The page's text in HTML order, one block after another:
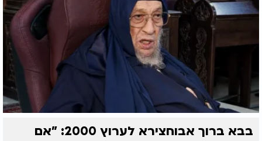
בבא ברוך אבוחצירא לערוץ 2000: "אם